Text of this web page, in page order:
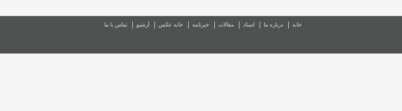
خانه درباره ما اسناد مقالات خبرنامه خانه عکس آرشیو تماس با ما